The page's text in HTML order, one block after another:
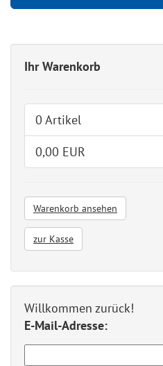
Ihr Warenkorb
0 Artikel
0,00 EUR
Warenkorb ansehen
zur Kasse
Willkommen zurück!
E-Mail-Adresse: